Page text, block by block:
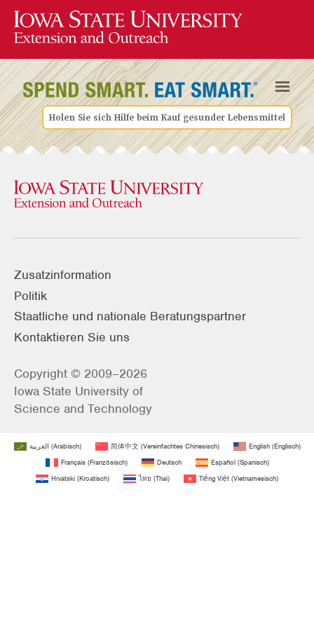
Holen Sie sich Hilfe beim Kauf gesunder Lebensmittel
Zusatzinformation
Politik
Staatliche und nationale Beratungspartner
Kontaktieren Sie uns
Copyright © 2009–2026
Iowa State University of
Science and Technology
العربية (Arabisch) 简体中文(Vereinfachtes Chinesisch) English(Englisch)
Français(Französisch) Deutsch Español(Spanisch)
Hrvatski (Kroatisch) ไทย (Thai) Tiếng Việt (Vietnamesisch)